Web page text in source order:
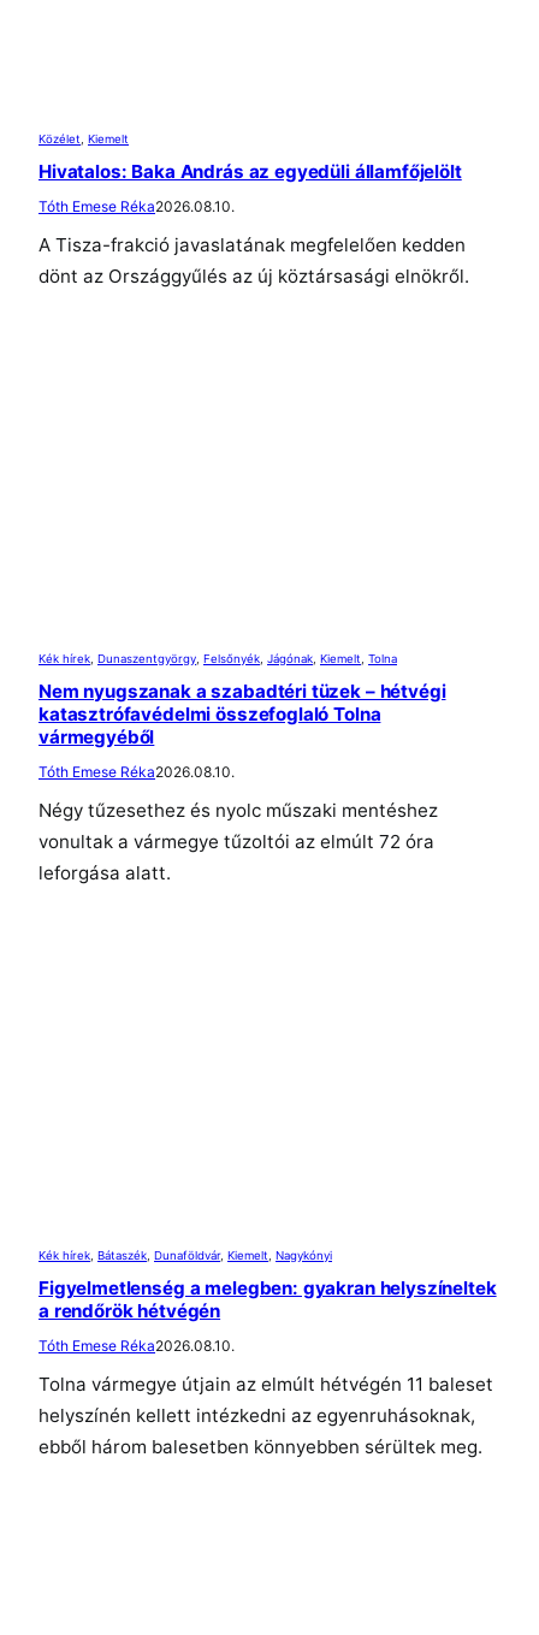
Közélet Kiemelt
Hivatalos: Baka András az egyedüli államfőjelölt
Tóth Emese Réka2026.08.10.
A Tisza-frakció javaslatának megfelelően kedden
dönt az Országgyűlés az új köztársasági elnökről.
Kék hírek, Dunaszentgyörgy, Felsőnyék, Jágónak, Kiemelt, Tolna
Nem nyugszanak a szabadtéri tüzek – hétvégi
katasztrófavédelmi összefoglaló Tolna
vármegyéből
Tóth Emese Réka2026.08.10.
Négy tűzesethez és nyolc műszaki mentéshez
vonultak a vármegye tűzoltói az elmúlt 72 óra
leforgása alatt.
Kék hírek Bátaszék Dunaföldvár, Kiemelt Nagykónyi
Figyelmetlenség a melegben: gyakran helyszíneltek
a rendőrök hétvégén
Tóth Emese Réka2026.08.10.
Tolna vármegye útjain az elmúlt hétvégén 11 baleset
helyszínén kellett intézkedni az egyenruhásoknak,
ebből három balesetben könnyebben sérültek meg.